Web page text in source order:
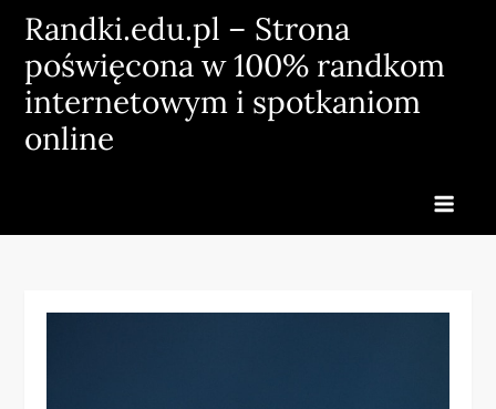
Skip
content
Randki.edu.pl – Strona
poświęcona w 100% randkom
internetowym i spotkaniom
online